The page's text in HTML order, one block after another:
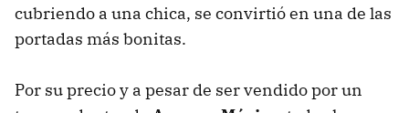
cubriendo a una chica, se convirtió en una de las
portadas más bonitas.
Por su precio y a pesar de ser vendido por un